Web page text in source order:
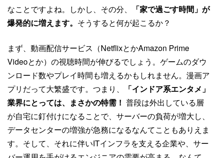
なことですよね。しかし、その分、
「家で過ごす時間」が
爆発的に増えます。 そうすると何が起こるか？
まず、動画配信サービス（NetflixとかAmazon Prime
Videoとか）の視聴時間が伸びるでしょう。ゲームのダウ
ンロード数やプレイ時間も増えるかもしれません。漫画ア
プリだって大繁盛です。つまり、
「インドア系エンタメ」
業界にとっては、まさかの特需！ 普段は外出している層
が自宅に釘付けになることで、サーバーの負荷が増大し、
データセンターの増強が急務になるなんてこともありえま
す。そして、それに伴いITインフラを支える企業や、サー